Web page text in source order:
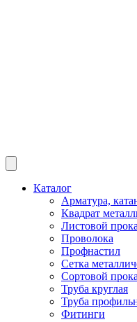
Каталог
Арматура,
Квадрат
Листовой
Проволока
Профнастил
Сетка
Сортовой
Труба круглая
Труба
Фитинги